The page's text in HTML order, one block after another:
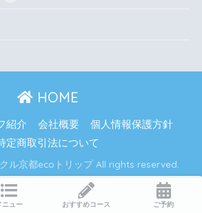
HOME
紹介 会社概要
個人情報保護方針
定商取引法について
ル京都ecoトリップ All rights reserved.
ニュー おすすめコース ご予約